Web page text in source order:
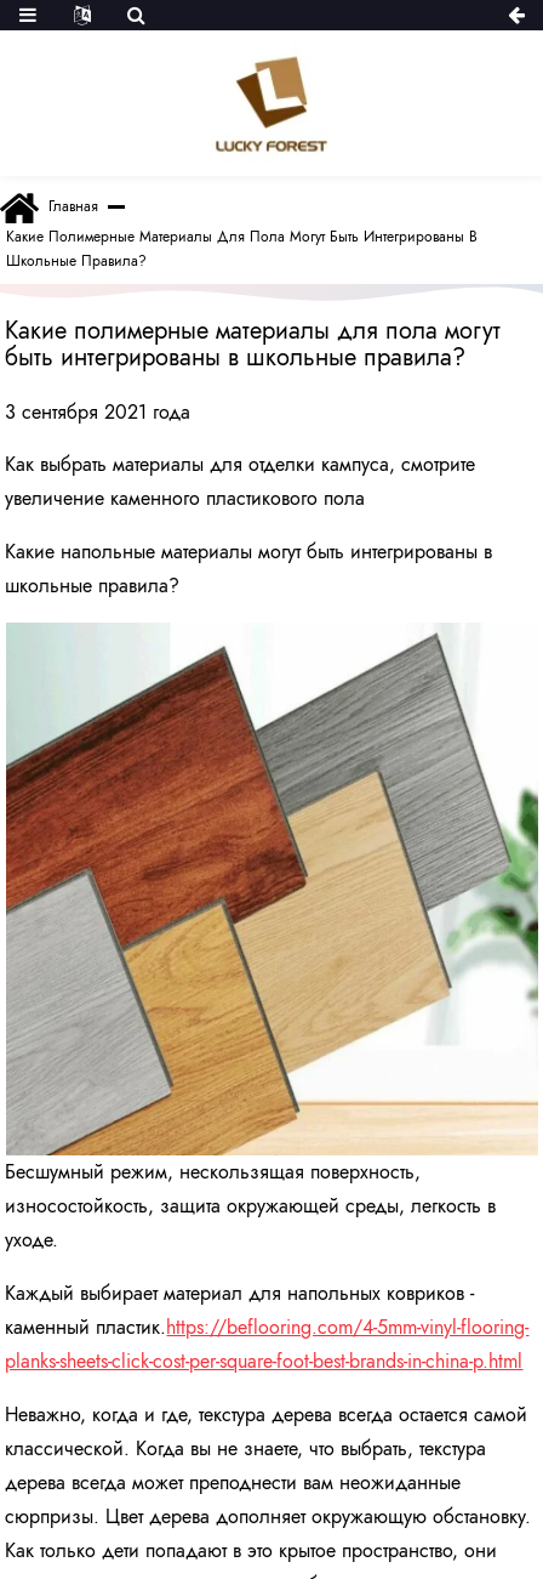
Главная
Какие Полимерные Материалы Для Пола Могут Быть Интегрированы В
Школьные Правила?
Какие полимерные материалы для пола могут
быть интегрированы в школьные правила?
3 сентября 2021 года
Как выбрать материалы для отделки кампуса, смотрите
увеличение каменного пластикового пола
Какие напольные материалы могут быть интегрированы в
школьные правила?
Бесшумный режим, нескользящая поверхность,
износостойкость, защита окружающей среды, легкость в
уходе.
Каждый выбирает материал для напольных ковриков -
каменный пластик.https://beflooring.com/4-5mm-vinyl-flooring-
planks-sheets-click-cost-per-square-foot-best-brands-in-china-p.html
Неважно, когда и где, текстура дерева всегда остается самой
классической. Когда вы не знаете, что выбрать, текстура
дерева всегда может преподнести вам неожиданные
сюрпризы. Цвет дерева дополняет окружающую обстановку.
Как только дети попадают в это крытое пространство, они